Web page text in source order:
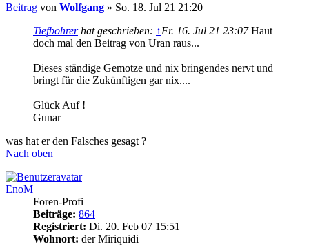
Beitrag von Wolfgang » So. 18. Jul 21 21:20
Tiefbohrerhat geschrieben: ↑Fr. 16. Jul 21 23:07Haut
doch mal den Beitrag von Uran raus...
Dieses ständige Gemotze und nix bringendes nervt und
bringt für die Zukünftigen gar nix....
Glück Auf !
Gunar
was hat er den Falsches gesagt ?
Nach oben
EnoM
Foren-Profi
Beiträge: 864
Registriert: Di. 20. Feb 07 15:51
Wohnort: der Miriquidi